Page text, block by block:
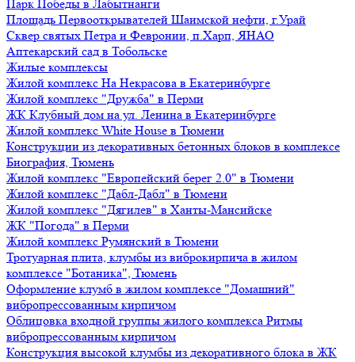
Парк Победы в Лабытнанги
Площадь Первооткрывателей Шаимской нефти, г.Урай
Сквер святых Петра и Февронии, п.Харп, ЯНАО
Аптекарский сад в Тобольске
Жилые комплексы
Жилой комплекс На Некрасова в Екатеринбурге
Жилой комплекс "Дружба" в Перми
ЖК Клубный дом на ул. Ленина в Екатеринбурге
Жилой комплекс White House в Тюмени
Конструкции из декоративных бетонных блоков в комплексе
Биография, Тюмень
Жилой комплекс "Европейский берег 2.0" в Тюмени
Жилой комплекс "Дабл-Дабл" в Тюмени
Жилой комплекс "Дягилев" в Ханты-Мансийске
ЖК "Погода" в Перми
Жилой комплекс Румянский в Тюмени
Тротуарная плита, клумбы из виброкирпича в жилом
комплексе "Ботаника", Тюмень
Оформление клумб в жилом комплексе "Домашний"
вибропрессованным кирпичом
Облицовка входной группы жилого комплекса Ритмы
вибропрессованным кирпичом
Конструкция высокой клумбы из декоративного блока в ЖК